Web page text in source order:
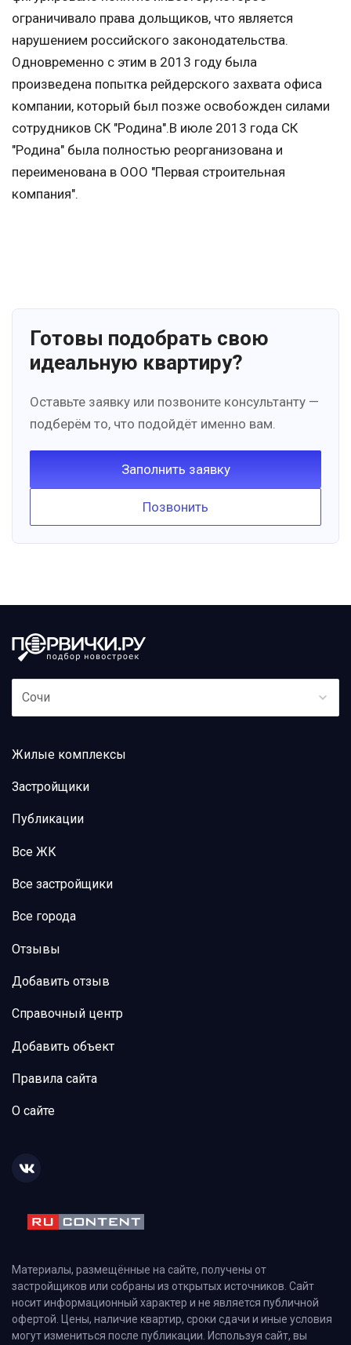
ограничивало права дольщиков, что является
нарушением российского законодательства.
Одновременно с этим в 2013 году была
произведена попытка рейдерского захвата офиса
компании, который был позже освобожден силами
сотрудников СК "Родина".В июле 2013 года СК
"Родина" была полностью реорганизована и
переименована в ООО "Первая строительная
компания".
Готовы подобрать свою
идеальную квартиру?
Оставьте заявку или позвоните консультанту —
подберём то, что подойдёт именно вам.
Заполнить заявку
Позвонить
Сочи
Жилые комплексы
Застройщики
Публикации
Все ЖК
Все застройщики
Все города
Отзывы
Добавить отзыв
Справочный центр
Добавить объект
Правила сайта
О сайте
Материалы, размещённые на сайте, получены от
застройщиков или собраны из открытых источников. Сайт
носит информационный характер и не является публичной
офертой. Цены, наличие квартир, сроки сдачи и иные условия
могут измениться после публикации. Используя сайт, вы